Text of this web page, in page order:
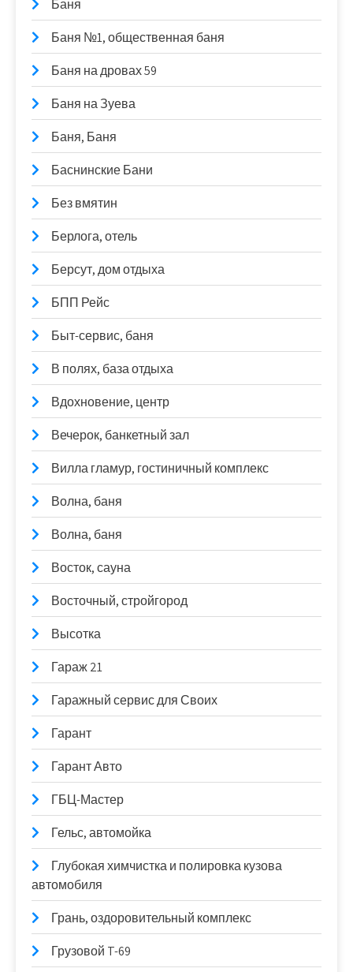
Баня
Баня №1, общественная баня
Баня на дровах 59
Баня на Зуева
Баня, Баня
Баснинские Бани
Без вмятин
Берлога, отель
Берсут, дом отдыха
БПП Рейс
Быт-сервис, баня
В полях, база отдыха
Вдохновение, центр
Вечерок, банкетный зал
Вилла гламур, гостиничный комплекс
Волна, баня
Волна, баня
Восток, сауна
Восточный, стройгород
Высотка
Гараж 21
Гаражный сервис для Своих
Гарант
Гарант Авто
ГБЦ-Мастер
Гельс, автомойка
Глубокая химчистка и полировка кузова
автомобиля
Грань, оздоровительный комплекс
Грузовой T-69